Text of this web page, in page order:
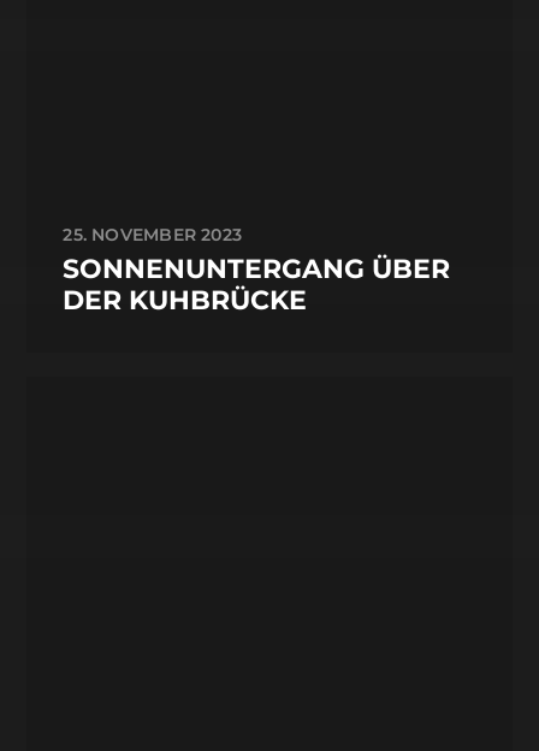
25. NOVEMBER 2023
SONNENUNTERGANG ÜBER
DER KUHBRÜCKE